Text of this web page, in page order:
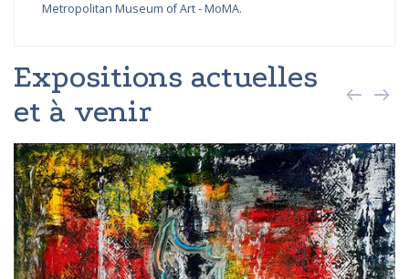
Metropolitan Museum of Art - MoMA.
Expositions actuelles
et à venir